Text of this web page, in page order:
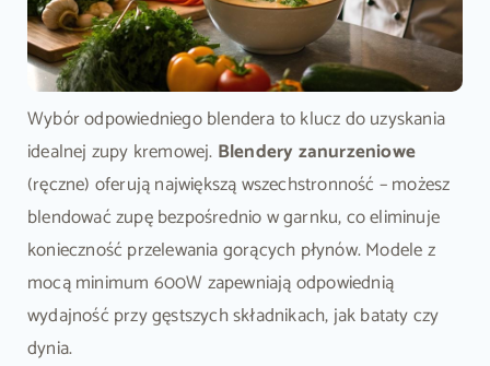
Wybór odpowiedniego blendera to klucz do uzyskania
idealnej zupy kremowej. Blendery zanurzeniowe
(ręczne) oferują największą wszechstronność – możesz
blendować zupę bezpośrednio w garnku, co eliminuje
konieczność przelewania gorących płynów. Modele z
mocą minimum 600W zapewniają odpowiednią
wydajność przy gęstszych składnikach, jak bataty czy
dynia.